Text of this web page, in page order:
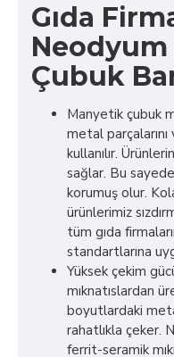
Gıda
Çubuk
Manyetik çubuk
metal
kullanılır.
sağlar. Bu
korumuş olur.
ürünlerimiz
tüm gıda
standartlarına
Yüksek çekim
mıknatıslardan
boyutlardaki
rahatlıkla çeker.
ferrit-seramik